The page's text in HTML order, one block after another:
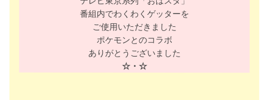
番組内でわくわくゲッターを
ご使用いただきました
ポケモンとのコラボ
ありがとうございました
☆・☆